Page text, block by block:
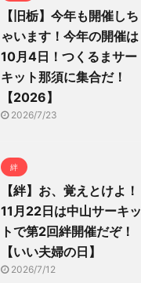
【旧栃】今年も開催しち
ゃいます！今年の開催は
10月4日！つくるまサー
キット那須に集合だ！
【2026】
2026/7/23
絆
【絆】お、覚えとけよ！
11月22日は中山サーキッ
トで第2回絆開催だぞ！
【いい夫婦の日】
2026/7/12